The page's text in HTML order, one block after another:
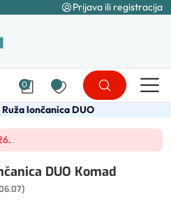
Prijava ili registracija
0
Ruža lončanica DUO
DUO Komad